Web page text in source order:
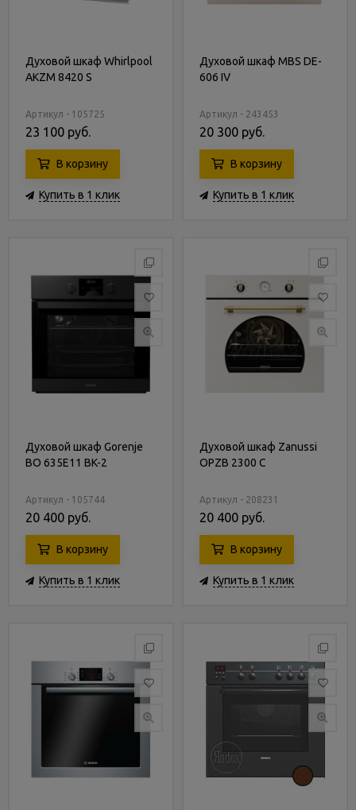
Духовой шкаф Whirlpool
AKZM 8420 S
Артикул - 105725
23 100 руб.
В корзину
Купить в 1 клик
Духовой шкаф MBS DE-
606 IV
Артикул - 243453
20 300 руб.
В корзину
Купить в 1 клик
Духовой шкаф Gorenje
BO 635E11 BK-2
Артикул - 105744
20 400 руб.
В корзину
Купить в 1 клик
Духовой шкаф Zanussi
OPZB 2300 C
Артикул - 208231
20 400 руб.
В корзину
Купить в 1 клик